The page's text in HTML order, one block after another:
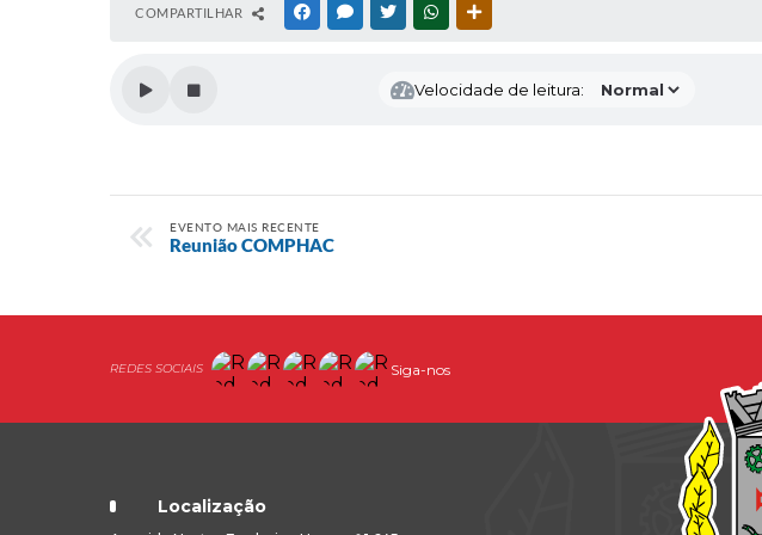
COMPARTILHAR FACEBOOKMESSENGER
TWITTERWHATSAPP
Velocidade de leitura:
EVENTO MAIS RECENTE
Reunião COMPHAC
Siga-nos
Localização